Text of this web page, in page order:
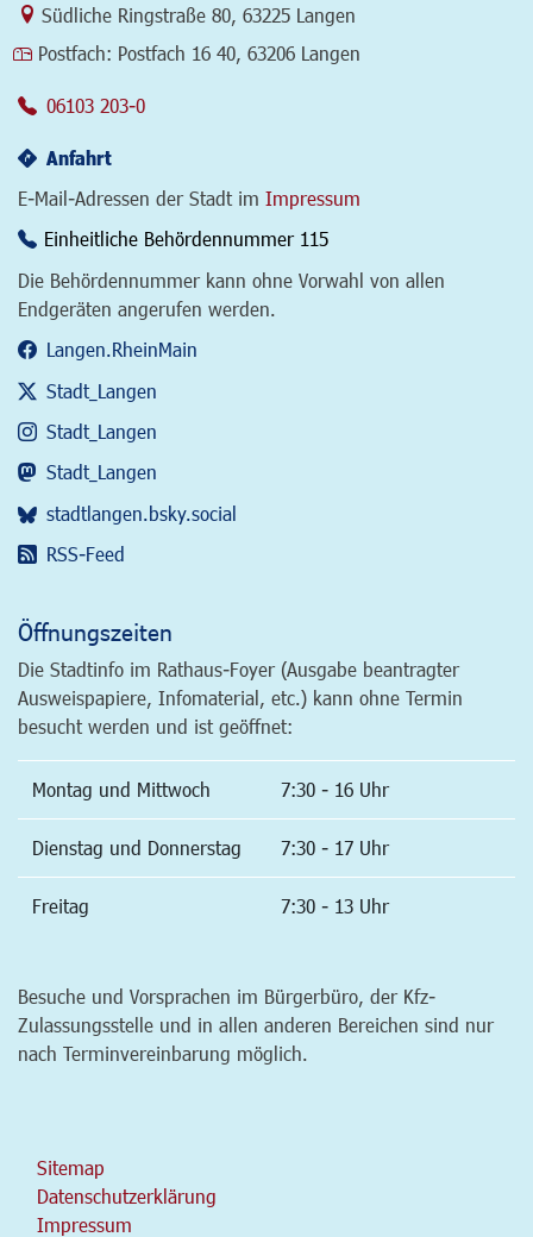
Link zur Google-Maps Navigation
Südliche Ringstraße 80 63225 Langen
Postfach: Postfach 16 40, 63206 Langen
06103 203-0
Anfahrt
E-Mail-Adressen der Stadt im Impressum
Einheitliche Behördennummer 115
Die Behördennummer kann ohne Vorwahl von allen
Endgeräten angerufen werden.
Langen.RheinMain
Stadt_Langen
Stadt_Langen
Stadt_Langen
stadtlangen.bsky.social
RSS-Feed
Öffnungszeiten
Die Stadtinfo im Rathaus-Foyer (Ausgabe beantragter
Ausweispapiere, Infomaterial, etc.) kann ohne Termin
besucht werden und ist geöffnet:
Montag und Mittwoch 7:30 - 16 Uhr
Dienstag und Donnerstag 7:30 - 17 Uhr
Freitag 7:30 - 13 Uhr
Besuche und Vorsprachen im Bürgerbüro, der Kfz-
Zulassungsstelle und in allen anderen Bereichen sind nur
nach Terminvereinbarung möglich.
Sitemap
Datenschutzerklärung
Impressum